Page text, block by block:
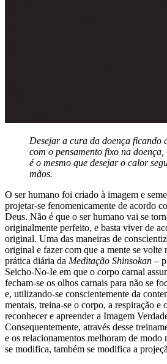
Desejar a cura da doença ficando
com o pensamento fixo na doença,
é o mesmo que desejar o calor
mãos.
O ser humano foi criado à imagem e
projetar-se fenomenicamente de acordo
Deus. Não é que o ser humano vai se
originalmente perfeito, e basta viver de
original. Uma das maneiras de
original e fazer com que a mente se volte
prática diária da Meditação Shinsokan –
Seicho-No-Ie em que o corpo carnal
fecham-se os olhos carnais para não se
e, utilizando-se conscientemente da
mentais, treina-se o corpo, a respiração e
reconhecer e apreender a Imagem
Consequentemente, através desse
e os relacionamentos melhoram de modo
se modifica, também se modifica a